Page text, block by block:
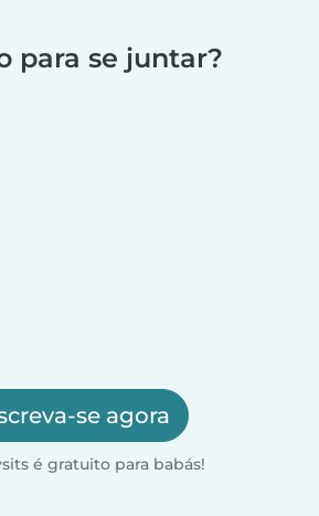
para se juntar?
se agora
é gratuito para babás!